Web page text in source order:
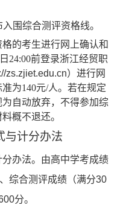
入围综合测评资格线。
的考生进行网上确认和
日 24:00前登录浙江经贸职
zs.zjiet.edu.cn）进行网
准为140元/人。若在规定
自动放弃，不得参加综
概不退还。
与计分办法
办法。 由高中学考成绩
综合测评成绩（满分30
分。